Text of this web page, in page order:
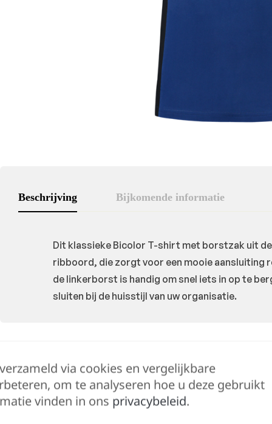
Beschrijving Bijkomende informatie
Dit klassieke Bicolor T-shirt met borstzak uit
ribboord, die zorgt voor een mooie aansluiting
de linkerborst is handig om snel iets in op te
sluiten bij de huisstijl van uw organisatie.
Hulp nodig?
Lennert helpt je
via cookies en vergelijkbare
om te analyseren hoe u deze gebruikt
vinden in ons privacybeleid.